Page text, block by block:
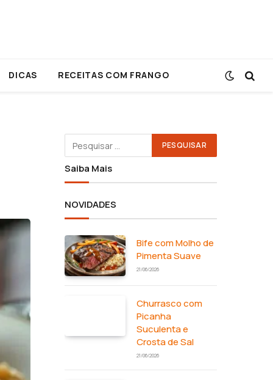
DICAS RECEITAS COM FRANGO
Saiba Mais
NOVIDADES
Bife com Molho de
Pimenta Suave
21/06/2026
Churrasco com
Picanha
Suculenta e
Crosta de Sal
21/06/2026